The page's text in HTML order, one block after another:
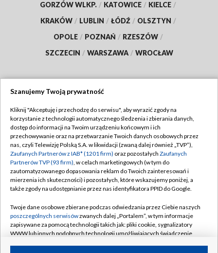
GORZÓW WLKP. / KATOWICE / KIELCE /
KRAKÓW / LUBLIN / ŁÓDŹ / OLSZTYN /
OPOLE / POZNAŃ / RZESZÓW /
SZCZECIN / WARSZAWA / WROCŁAW
TVP
Abonament TVP
Emisja w TVP
Centrum informacji TVP
Naziemna Telewizja Cyfrowa
Rada Programowa
System NOS
Informacje o nadawcy
Regulamin TVP
Polityka prywatności
Moje zgody
Pomoc
Kontakt
Kanały
Szanujemy Twoją prywatność
Kliknij "Akceptuję i przechodzę do serwisu", aby wyrazić zgody na
korzystanie z technologii automatycznego śledzenia i zbierania danych,
dostęp do informacji na Twoim urządzeniu końcowym i ich
przechowywanie oraz na przetwarzanie Twoich danych osobowych przez
nas, czyli Telewizję Polską S.A. w likwidacji (zwaną dalej również „TVP”),
Zaufanych Partnerów z IAB* (1201 firm) oraz pozostałych Zaufanych
Partnerów TVP (93 firm), w celach marketingowych (w tym do
zautomatyzowanego dopasowania reklam do Twoich zainteresowań i
mierzenia ich skuteczności) i pozostałych, które wskazujemy poniżej, a
także zgody na udostępnianie przez nas identyfikatora PPID do Google.
Twoje dane osobowe zbierane podczas odwiedzania przez Ciebie naszych
poszczególnych serwisówzwanych dalej „Portalem”, w tym informacje
zapisywane za pomocą technologii takich jak: pliki cookie, sygnalizatory
WWW lub innych podobnych technologii umożliwiających świadczenie